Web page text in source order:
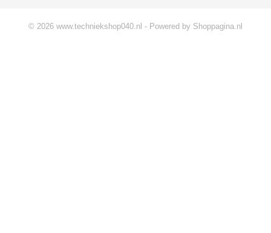
© 2026 www.techniekshop040.nl - Powered by Shoppagina.nl